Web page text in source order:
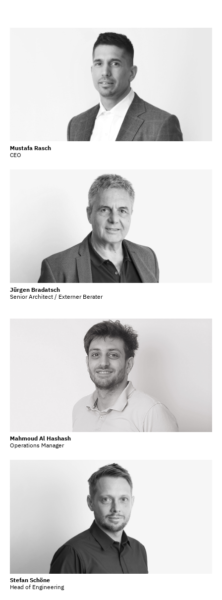
Mustafa Rasch
CEO
Jürgen Bradatsch
Senior Architect / Externer Berater
Mahmoud Al Hashash
Operations Manager
Stefan Schöne
Head of Engineering